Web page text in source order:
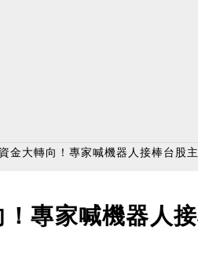
金大轉向！專家喊機器人接棒台股
專家喊機器人